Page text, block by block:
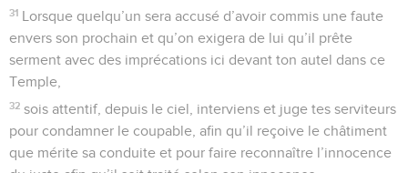
31 Lorsque quelqu’un sera accusé d’avoir commis une faute
envers son prochain et qu’on exigera de lui qu’il prête
serment avec des imprécations ici devant ton autel dans ce
Temple,
32 sois attentif, depuis le ciel, interviens et juge tes serviteurs
pour condamner le coupable, afin qu’il reçoive le châtiment
que mérite sa conduite et pour faire reconnaître l’innocence